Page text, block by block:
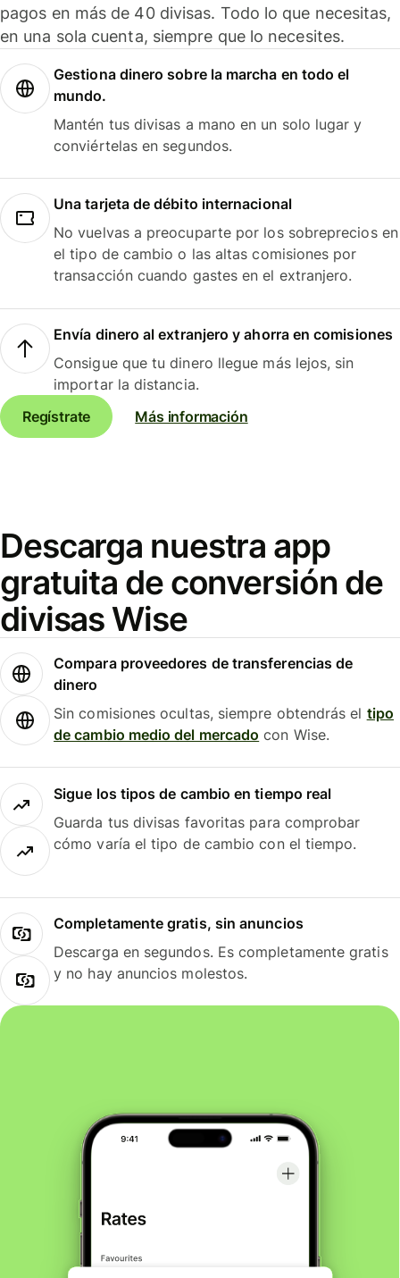
pagos en más de 40 divisas. Todo lo que necesitas,
en una sola cuenta, siempre que lo necesites.
Gestiona dinero sobre la marcha en todo el
mundo.
Mantén tus divisas a mano en un solo lugar y
conviértelas en segundos.
Una tarjeta de débito internacional
No vuelvas a preocuparte por los sobreprecios en
el tipo de cambio o las altas comisiones por
transacción cuando gastes en el extranjero.
Envía dinero al extranjero y ahorra en comisiones
Consigue que tu dinero llegue más lejos, sin
importar la distancia.
Regístrate
Más información
Descarga nuestra app
gratuita de conversión de
divisas Wise
Compara proveedores de transferencias de
dinero
Sin comisiones ocultas, siempre obtendrás el tipo
de cambio medio del mercado con Wise.
Sigue los tipos de cambio en tiempo real
Guarda tus divisas favoritas para comprobar
cómo varía el tipo de cambio con el tiempo.
Completamente gratis, sin anuncios
Descarga en segundos. Es completamente gratis
y no hay anuncios molestos.